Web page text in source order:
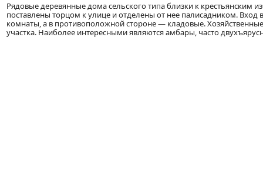
Рядовые деревянные дома сельского типа близки к крестьянским
поставлены торцом к улице и отделены от нее палисадником.
комнаты, а в противоположной стороне — кладовые.
участка. Наиболее интересными являются амбары, часто